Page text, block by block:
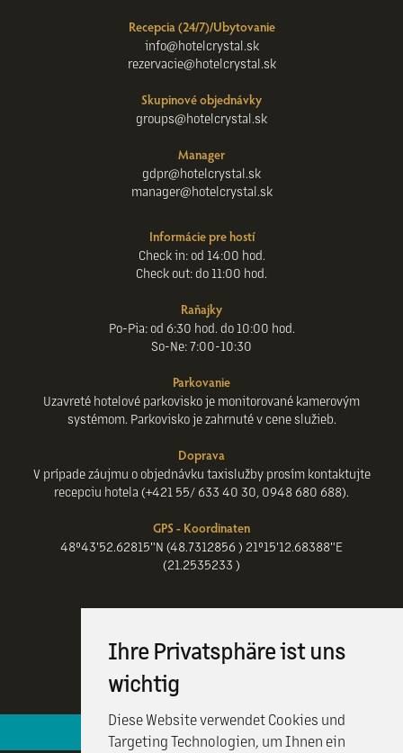
Ihre Privatsphäre ist uns
wichtig
Diese Website verwendet Cookies und
Targeting Technologien, um Ihnen ein
Recepcia (24/7)/Ubytovanie
info@hotelcrystal.sk
rezervacie@hotelcrystal.sk
Skupinové objednávky
groups@hotelcrystal.sk
Manager
gdpr@hotelcrystal.sk
manager@hotelcrystal.sk
Informácie pre hostí
Check in: od 14:00 hod.
Check out: do 11:00 hod.
Raňajky
Po-Pia: od 6:30 hod. do 10:00 hod.
So-Ne: 7:00-10:30
Parkovanie
Uzavreté hotelové parkovisko je monitorované kamerovým
systémom. Parkovisko je zahrnuté v cene služieb.
Doprava
V prípade záujmu o objednávku taxislužby prosím kontaktujte
recepciu hotela (+421 55/ 633 40 30, 0948 680 688).
GPS - Koordinaten
48°43'52.62815"N (48.7312856 ) 21°15'12.68388"E
(21.2535233 )
Hotelová recepcia je k vašim službám 24 / 7